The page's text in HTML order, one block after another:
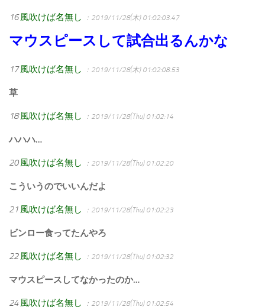
16 風吹けば名無し ：2019/11/28(木) 01:02:03.47
マウスピースして試合出るんかな
17 風吹けば名無し ：2019/11/28(木) 01:02:08.53
草
18 風吹けば名無し ：2019/11/28(Thu) 01:02:14
ハハハ…
20 風吹けば名無し ：2019/11/28(Thu) 01:02:20
こういうのでいいんだよ
21 風吹けば名無し ：2019/11/28(Thu) 01:02:23
ビンロー食ってたんやろ
22 風吹けば名無し ：2019/11/28(Thu) 01:02:32
マウスピースしてなかったのか…
24 風吹けば名無し ：2019/11/28(Thu) 01:02:54